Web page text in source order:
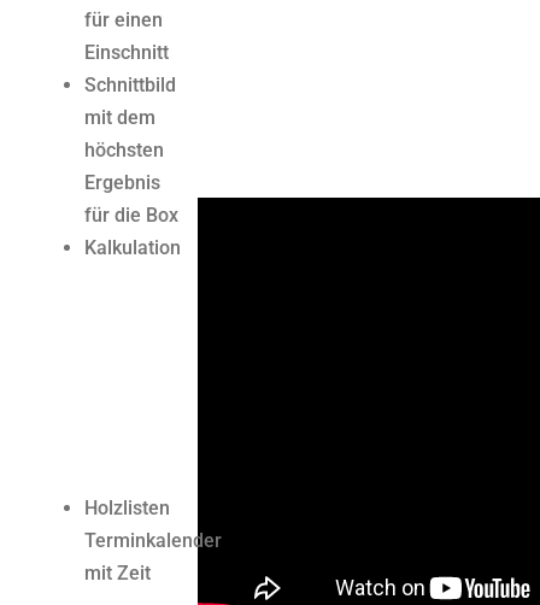
für einen
Einschnitt
Schnittbild
mit dem
höchsten
Ergebnis
für die Box
Kalkulation
Holzlisten
Terminkalender
mit Zeit